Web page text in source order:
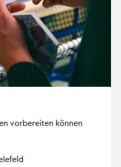
vor­be­rei­ten kön­nen